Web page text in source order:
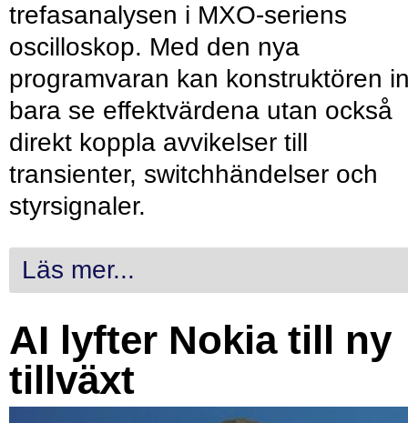
trefasanalysen i MXO-seriens
oscilloskop. Med den nya
programvaran kan konstruktören
bara se effektvärdena utan också
direkt koppla avvikelser till
transienter, switchhändelser och
styrsignaler.
Läs mer...
AI lyfter Nokia till ny
tillväxt